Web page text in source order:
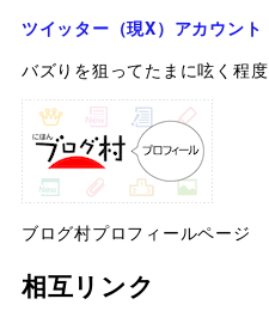
ツイッター（現X）アカウント
バズりを狙ってたまに呟く程度
ブログ村プロフィールページ
相互リンク